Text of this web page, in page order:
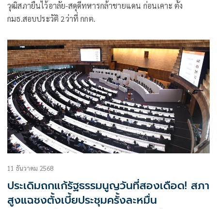
วุฒิสภายืนไว้อาลัย-สดุดีทหารกล้าชายแดน ก่อนเคาะ ตั้ง
กมธ.สอบประวัติ 2ว่าที่ กกต.
11 ธันวาคม 2568
ประเดิมถกแก้รัฐธรรมนูญวันที่สองเดือด! สภา
สูงแฉชงตั้งเบี้ยประชุมครั้งละหมื่น